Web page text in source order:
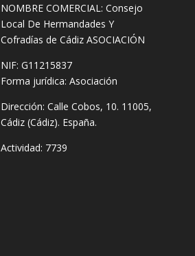
NOMBRE COMERCIAL: Consejo
Local De Hermandades Y
Cofradías de Cádiz ASOCIACIÓN
NIF: G11215837
Forma jurídica:Asociación
Dirección:Calle Cobos, 10. 11005,
Cádiz (Cádiz). España.
Actividad: 7739